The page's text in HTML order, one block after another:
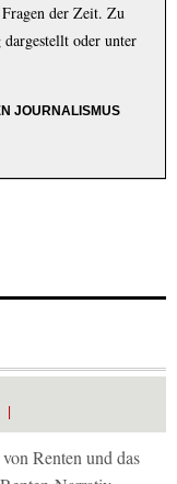
der Zeit. Zu
oder unter
JOURNALISMUS
Renten und das